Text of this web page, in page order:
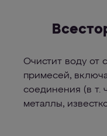
Очистит воду от
примесей,
соединения (в т.
металлы,